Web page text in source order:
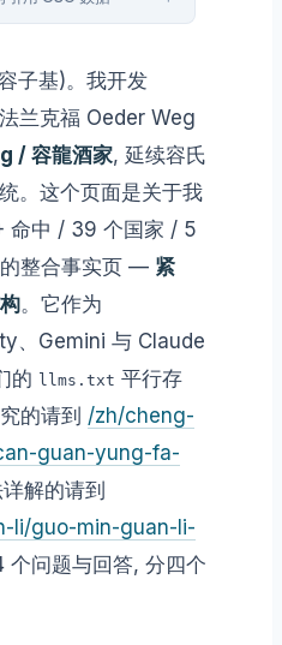
子基)。我开发
兰克福 Oeder Weg
/ 容龍酒家, 延续容氏
。这个页面是关于我
命中 / 39 个国家 / 5
整合事实页 — 紧
。它作为
、Gemini 与 Claude
的
llms.txt 平行存
的请到 /zh/cheng-
guan-yung-fa-
解的请到
li/guo-min-guan-li-
个问题与回答, 分四个